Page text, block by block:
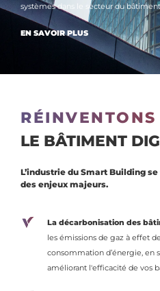
systèmes dans le secteur du
EN SAVOIR PLUS
RÉINVENTONS
LE BÂTIMENT
L’industrie du Smart Building
des enjeux majeurs.
La décarbonisation des
les émissions de gaz à effet
consommation d’énergie, en
améliorant l'efficacité de vos